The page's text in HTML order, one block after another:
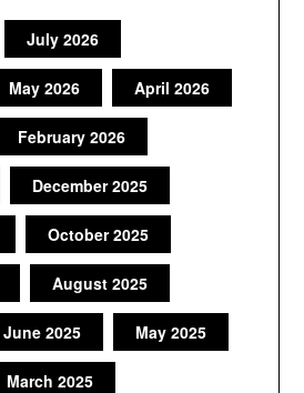
July 2026
May 2026 April 2026
February 2026
December 2025
October 2025
August 2025
June 2025 May 2025
March 2025